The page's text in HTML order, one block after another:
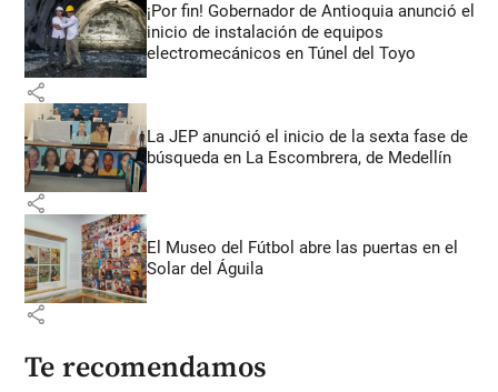
¡Por fin! Gobernador de Antioquia anunció el
inicio de instalación de equipos
electromecánicos en Túnel del Toyo
share
La JEP anunció el inicio de la sexta fase de
búsqueda en La Escombrera, de Medellín
share
El Museo del Fútbol abre las puertas en el
Solar del Águila
share
Te recomendamos